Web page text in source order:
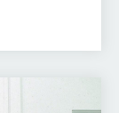
村氏、人材開